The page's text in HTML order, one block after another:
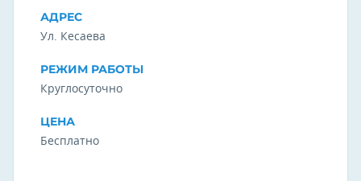
АДРЕС
Ул. Кесаева
РЕЖИМ РАБОТЫ
Круглосуточно
ЦЕНА
Бесплатно